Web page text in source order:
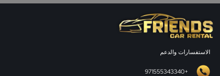
الاستفسارات والدعم
+971555343340